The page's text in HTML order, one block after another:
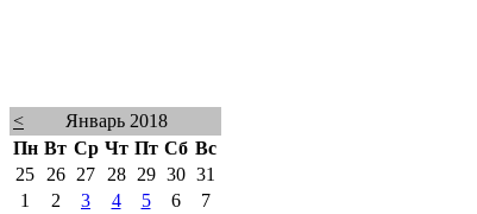
<
Январь 2018
Пн Вт Ср Чт Пт Сб Вс
25
26 27 28 29 30 31
1
2 3 4 5 6
7